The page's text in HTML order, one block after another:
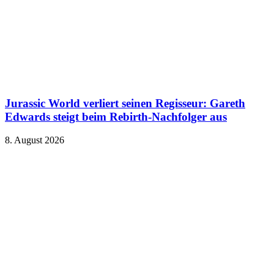
Jurassic World verliert seinen Regisseur: Gareth
Edwards steigt beim Rebirth-Nachfolger aus
8. August 2026